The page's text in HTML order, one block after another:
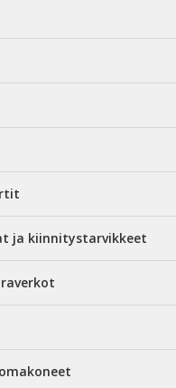
ja kiinnitystarvikkeet